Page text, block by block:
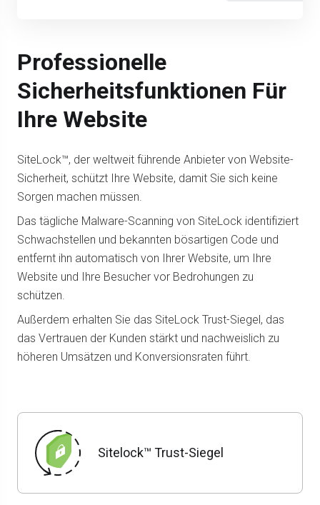
Professionelle
Sicherheitsfunktionen Für
Ihre Website
SiteLock™, der weltweit führende Anbieter von Website-
Sicherheit, schützt Ihre Website, damit Sie sich keine
Sorgen machen müssen.
Das tägliche Malware-Scanning von SiteLock identifiziert
Schwachstellen und bekannten bösartigen Code und
entfernt ihn automatisch von Ihrer Website, um Ihre
Website und Ihre Besucher vor Bedrohungen zu
schützen.
Außerdem erhalten Sie das SiteLock Trust-Siegel, das
das Vertrauen der Kunden stärkt und nachweislich zu
höheren Umsätzen und Konversionsraten führt.
Sitelock™ Trust-Siegel